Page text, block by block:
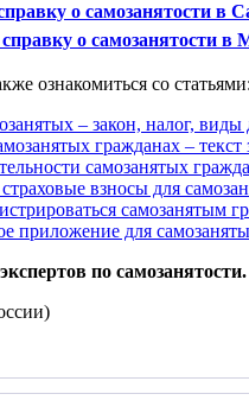
о самозанятости в
о самозанятости в
ознакомиться со статьями:
– закон, налог, виды
гражданах –
самозанятых
взносы для
самозанятым
приложение для
по